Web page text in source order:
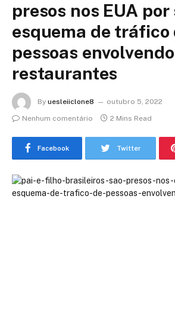
presos nos EUA
esquema de tráfico
pessoas envolvendo
restaurantes
By uesleiiclone8
outubro 5, 2022
Nenhum comentário
2 Mins Read
Facebook Twitter